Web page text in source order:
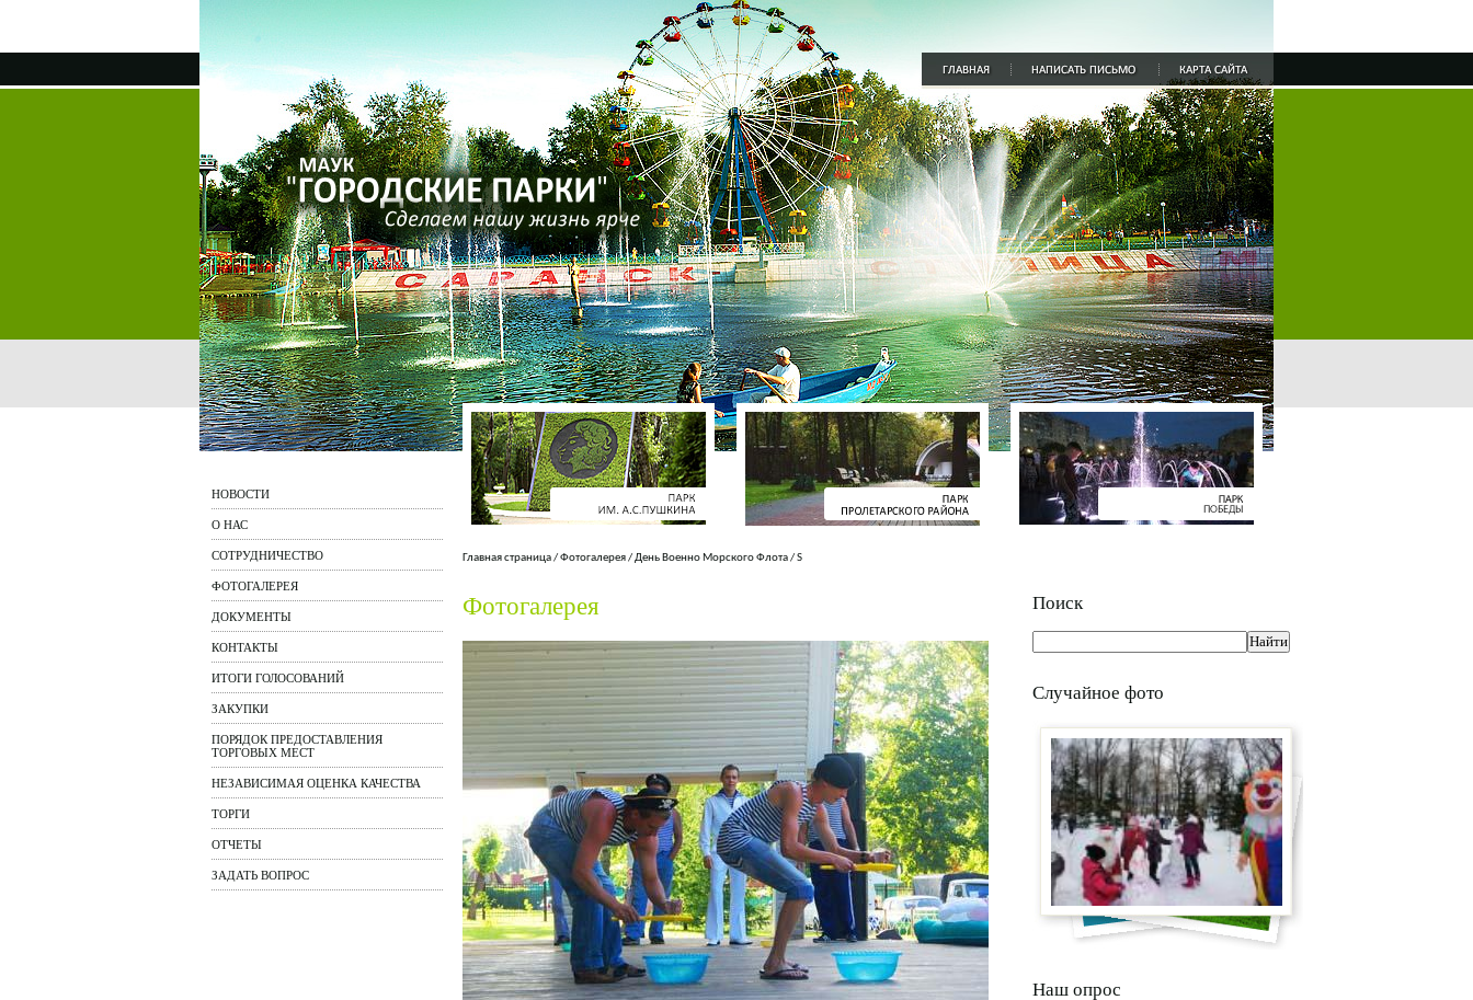
НОВОСТИ
О НАС
СОТРУДНИЧЕСТВО
ФОТОГАЛЕРЕЯ
ДОКУМЕНТЫ
КОНТАКТЫ
ИТОГИ ГОЛОСОВАНИЙ
ЗАКУПКИ
ПОРЯДОК ПРЕДОСТАВЛЕНИЯ
ТОРГОВЫХ МЕСТ
НЕЗАВИСИМАЯ ОЦЕНКА КАЧЕСТВА
ТОРГИ
ОТЧЕТЫ
ЗАДАТЬ ВОПРОС
Главная страница/Фотогалерея/День Военно Морского Флота/S
Фотогалерея Поиск
Случайное фото
Наш опрос